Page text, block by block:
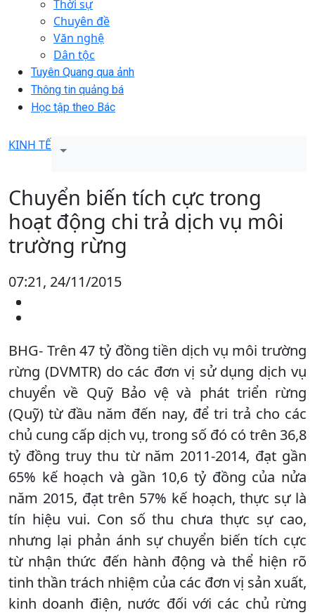
Thời sự
Chuyên đề
Văn nghệ
Dân tộc
Tuyên Quang qua ảnh
Thông tin quảng bá
Học tập theo Bác
KINH TẾ
Chuyển biến tích cực trong
hoạt động chi trả dịch vụ môi
trường rừng
07:21, 24/11/2015
BHG- Trên 47 tỷ đồng tiền dịch vụ môi trường
rừng (DVMTR) do các đơn vị sử dụng dịch vụ
chuyển về Quỹ Bảo vệ và phát triển rừng
(Quỹ) từ đầu năm đến nay, để tri trả cho các
chủ cung cấp dịch vụ, trong số đó có trên 36,8
tỷ đồng truy thu từ năm 2011-2014, đạt gần
65% kế hoạch và gần 10,6 tỷ đồng của nửa
năm 2015, đạt trên 57% kế hoạch, thực sự là
tín hiệu vui. Con số thu chưa thực sự cao,
nhưng lại phản ánh sự chuyển biến tích cực
từ nhận thức đến hành động và thể hiện rõ
tinh thần trách nhiệm của các đơn vị sản xuất,
kinh doanh điện, nước đối với các chủ rừng